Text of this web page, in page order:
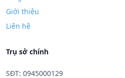
Giới thiệu
Liên hệ
Trụ sở chính
SĐT: 0945000129